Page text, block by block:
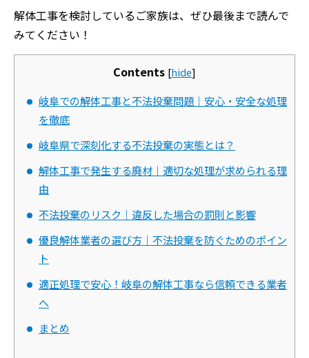
解体工事を検討しているご家族は、ぜひ最後まで読んで
みてください！
Contents [hide]
岐阜での解体工事と不法投棄問題｜安心・安全な処理
を徹底
岐阜県で深刻化する不法投棄の実態とは？
解体工事で発生する廃材｜適切な処理が求められる理
由
不法投棄のリスク｜違反した場合の罰則と影響
優良解体業者の選び方｜不法投棄を防ぐためのポイン
ト
適正処理で安心！岐阜の解体工事なら信頼できる業者
へ
まとめ